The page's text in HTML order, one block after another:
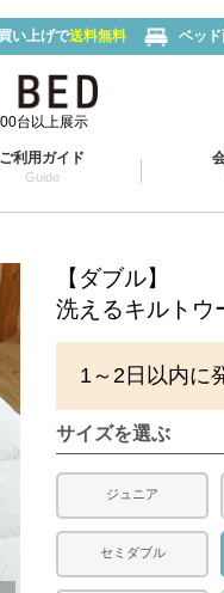
い上げで送料無料 ベッ
台以上展示
ご利用ガイド
Guide
【ダブル】
洗えるキルトウ
1～2日以内に
サイズを選ぶ
ジュニア
セミダブル